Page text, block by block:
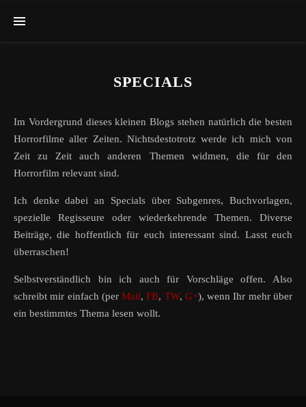
SPECIALS
Im Vordergrund dieses kleinen Blogs stehen natürlich die besten
Horrorfilme aller Zeiten. Nichtsdestotrotz werde ich mich von
Zeit zu Zeit auch anderen Themen widmen, die für den
Horrorfilm relevant sind.
Ich denke dabei an Specials über Subgenres, Buchvorlagen,
spezielle Regisseure oder wiederkehrende Themen. Diverse
Beiträge, die hoffentlich für euch interessant sind. Lasst euch
überraschen!
Selbstverständlich bin ich auch für Vorschläge offen. Also
schreibt mir einfach (perMail,FB, TW, G+), wenn Ihr mehr über
ein bestimmtes Thema lesen wollt.